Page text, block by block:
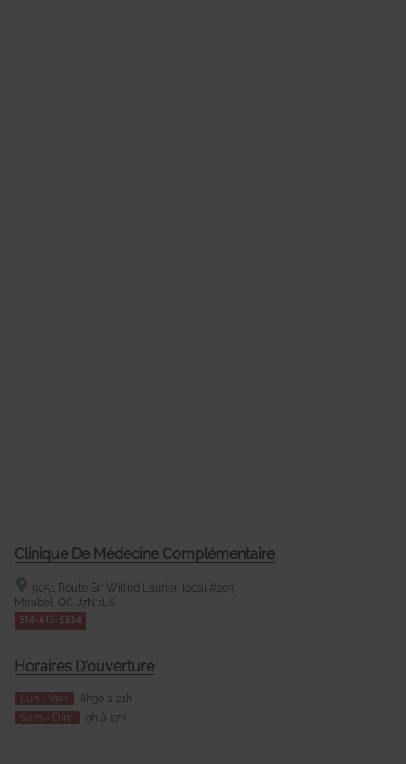
Clinique De Médecine Complémentaire
9051 Route Sir Wilfrid Laurier, local #203
Mirabel, QC
J7N 1L6
514-613-5334
Horaires D'ouverture
Lun - Ven
8h30 à 21h
Sam - Dim
9h à 17h